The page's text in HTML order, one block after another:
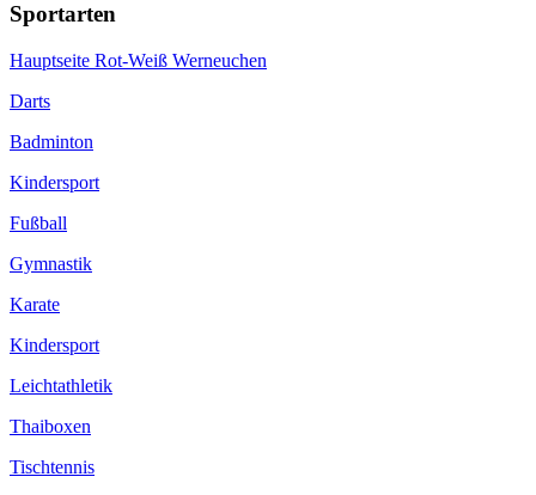
Sportarten
Hauptseite Rot-Weiß Werneuchen
Darts
Badminton
Kindersport
Fußball
Gymnastik
Karate
Kindersport
Leichtathletik
Thaiboxen
Tischtennis